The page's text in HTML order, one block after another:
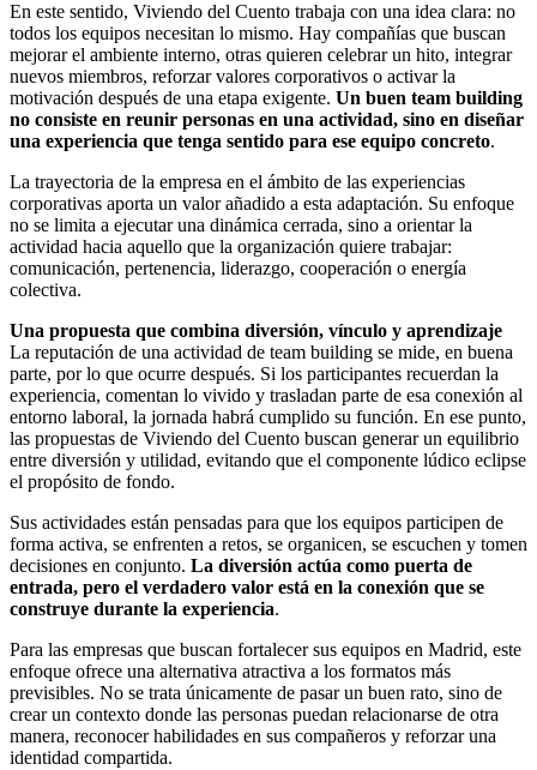
En este sentido, Viviendo del Cuento trabaja con una idea clara: no
todos los equipos necesitan lo mismo. Hay compañías que buscan
mejorar el ambiente interno, otras quieren celebrar un hito, integrar
nuevos miembros, reforzar valores corporativos o activar la
motivación después de una etapa exigente. Un buen team building
no consiste en reunir personas en una actividad, sino en diseñar
una experiencia que tenga sentido para ese equipo concreto.
La trayectoria de la empresa en el ámbito de las experiencias
corporativas aporta un valor añadido a esta adaptación. Su enfoque
no se limita a ejecutar una dinámica cerrada, sino a orientar la
actividad hacia aquello que la organización quiere trabajar:
comunicación, pertenencia, liderazgo, cooperación o energía
colectiva.
Una propuesta que combina diversión, vínculo y aprendizaje
La reputación de una actividad de team building se mide, en buena
parte, por lo que ocurre después. Si los participantes recuerdan la
experiencia, comentan lo vivido y trasladan parte de esa conexión al
entorno laboral, la jornada habrá cumplido su función. En ese punto,
las propuestas de Viviendo del Cuento buscan generar un equilibrio
entre diversión y utilidad, evitando que el componente lúdico eclipse
el propósito de fondo.
Sus actividades están pensadas para que los equipos participen de
forma activa, se enfrenten a retos, se organicen, se escuchen y tomen
decisiones en conjunto. La diversión actúa como puerta de
entrada, pero el verdadero valor está en la conexión que se
construye durante la experiencia.
Para las empresas que buscan fortalecer sus equipos en Madrid, este
enfoque ofrece una alternativa atractiva a los formatos más
previsibles. No se trata únicamente de pasar un buen rato, sino de
crear un contexto donde las personas puedan relacionarse de otra
manera, reconocer habilidades en sus compañeros y reforzar una
identidad compartida.